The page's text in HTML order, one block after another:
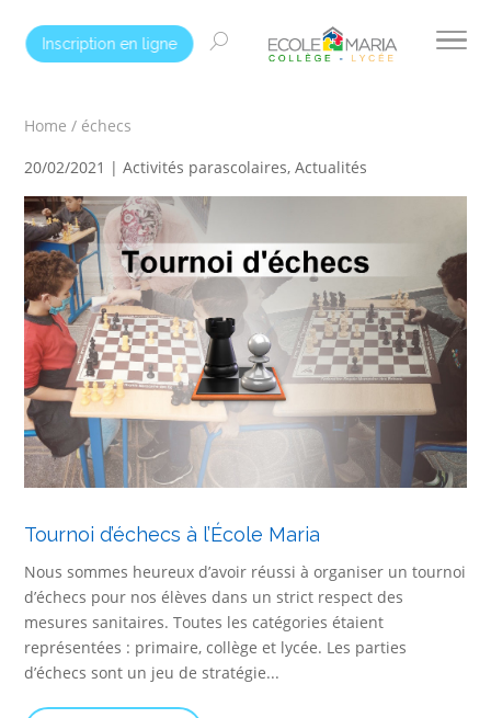
Inscription en ligne
Home / échecs
20/02/2021 | Activités parascolaires, Actualités
Tournoi d’échecs à l’École Maria
Nous sommes heureux d’avoir réussi à organiser un tournoi
d’échecs pour nos élèves dans un strict respect des
mesures sanitaires. Toutes les catégories étaient
représentées : primaire, collège et lycée. Les parties
d’échecs sont un jeu de stratégie...